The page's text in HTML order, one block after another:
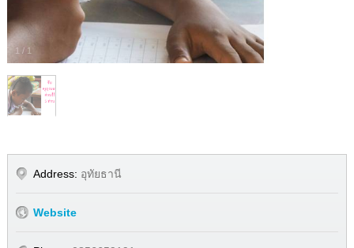
1 / 1
Address: อุทัยธานี
Website